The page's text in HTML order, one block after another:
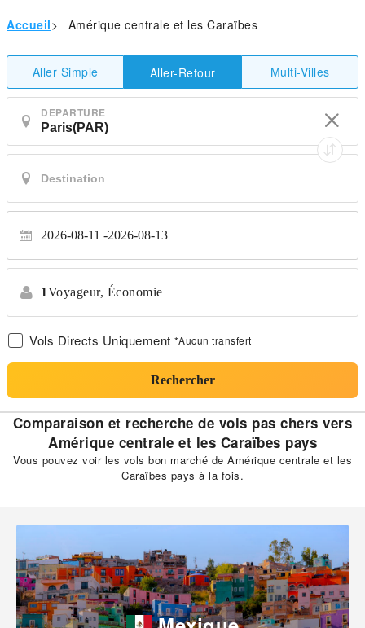
Accueil> Amérique centrale et les Caraïbes
Aller Simple Aller-Retour Multi-Villes
DEPARTURE
2026-08-11 2026-08-13
1Voyageur, Économie
Vols Directs Uniquement *Aucun transfert
Rechercher
Comparaison et recherche de vols pas chers vers
Amérique centrale et les Caraïbes pays
Vous pouvez voir les vols bon marché de Amérique centrale et les
Caraïbes pays à la fois.